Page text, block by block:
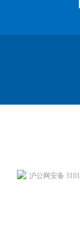
沪公网安备